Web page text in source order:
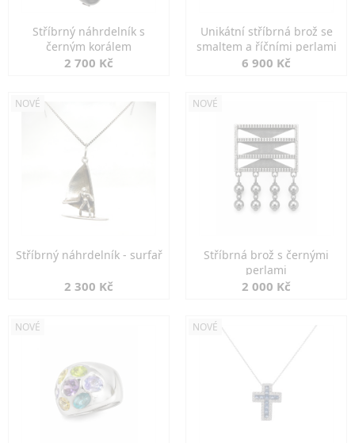
Stříbrný náhrdelník s
černým korálem
2 700 Kč
Unikátní stříbrná brož se
smaltem a říčními perlami
6 900 Kč
NOVÉ
Stříbrný náhrdelník - surfař
2 300 Kč
NOVÉ
Stříbrná brož s černými
perlami
2 000 Kč
NOVÉ NOVÉ